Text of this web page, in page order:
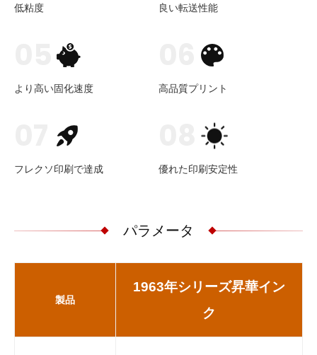
低粘度 良い転送性能
より高い固化速度 高品質プリント
フレクソ印刷で達成 優れた印刷安定性
パラメータ
製品
1963年シリーズ昇華イン
ク